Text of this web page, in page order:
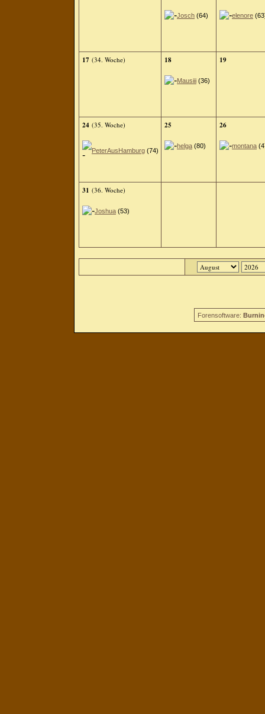
Josch (64) elenore
17 (34. Woche) 18
Mausiii (36)
19
24 (35. Woche)
PeterAusHamburg (74)
25
helga (80)
26
montana
31 (36. Woche)
Joshua (53)
Forensoftware: